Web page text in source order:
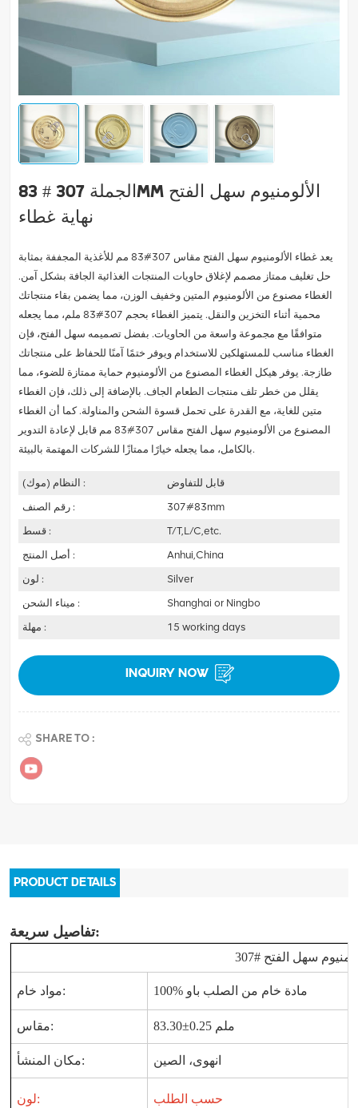
الجملة 307 # 83mm الألومنيوم سهل الفتح
نهاية غطاء
يعد غطاء الألومنيوم سهل الفتح مقاس 307#83 مم للأغذية المجففة بمثابة
حل تغليف ممتاز مصمم لإغلاق حاويات المنتجات الغذائية الجافة بشكل آمن.
الغطاء مصنوع من الألومنيوم المتين وخفيف الوزن، مما يضمن بقاء منتجاتك
محمية أثناء التخزين والنقل. يتميز الغطاء بحجم 307#83 ملم، مما يجعله
متوافقًا مع مجموعة واسعة من الحاويات. بفضل تصميمه سهل الفتح، فإن
الغطاء مناسب للمستهلكين للاستخدام ويوفر ختمًا آمنًا للحفاظ على منتجاتك
طازجة. يوفر هيكل الغطاء المصنوع من الألومنيوم حماية ممتازة للضوء، مما
يقلل من خطر تلف منتجات الطعام الجاف. بالإضافة إلى ذلك، فإن الغطاء
متين للغاية، مع القدرة على تحمل قسوة الشحن والمناولة. كما أن الغطاء
المصنوع من الألومنيوم سهل الفتح مقاس 307#83 مم قابل لإعادة التدوير
بالكامل، مما يجعله خيارًا ممتازًا للشركات المهتمة بالبيئة.
النظام (موك) :
قابل للتفاوض
رقم الصنف :
307#83mm
قسط :
T/T,L/C,etc.
أصل المنتج :
Anhui,China
لون :
Silver
ميناء الشحن :
Shanghai or Ningbo
مهلة :
15 working days
INQUIRY NOW
SHARE TO :
PRODUCT DETAILS
تفاصيل سريعة:
ألومنيوم سهل الفتح
مواد خام: 100% مادة خام من الصلب باو
مقاس: 83.30±0.25 ملم
مكان المنشأ: انهوى، الصين
لون: حسب الطلب